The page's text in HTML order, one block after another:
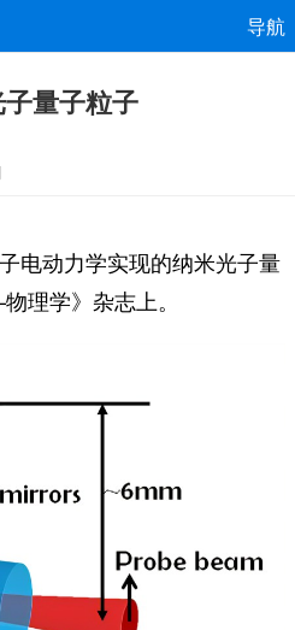
导航
量子粒子
电动力学实现的纳米光子量
理学》杂志上。